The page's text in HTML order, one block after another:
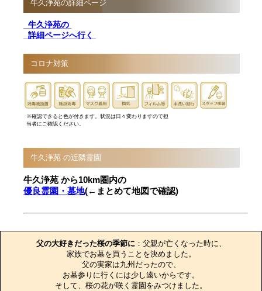
牛久浄苑の詳細ページ
牛久浄苑の
詳細ページへ行く
コロナ対策
※確認できると色が付きます。状況は日々変わりますので担
当者にご確認ください。
牛久浄苑 の近隣霊園
牛久浄苑 から10km圏内の
優良霊園・墓地(←まとめて地図で確認)
父の大好きだった桜の季節に：父親が亡くなった時に、
家族でお墓を買うことを決めました。
父の実家は九州だったので、
お墓参りに行くには少し遠いからです。
そして、桜の花が咲く霊園をみつけました。